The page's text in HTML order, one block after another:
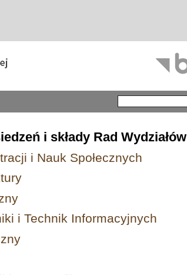
i składy Rad Wydziałów
i Nauk Społecznych
i Technik Informacyjnych